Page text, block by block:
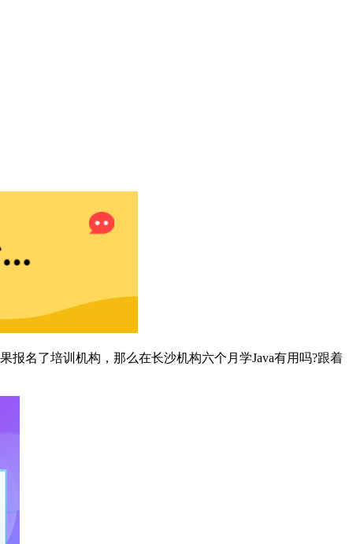
报名了培训机构，那么在长沙机构六个月学Java有用吗?跟着